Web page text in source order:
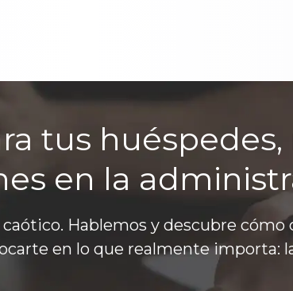
tus
en la
Hablemos y descubre cómo
en lo que realmente importa: